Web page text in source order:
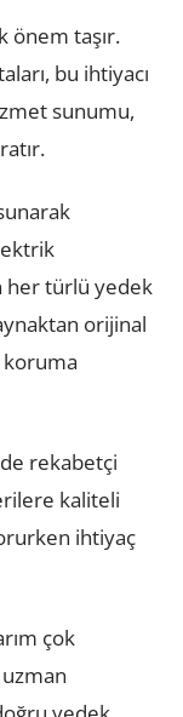
önem taşır.
bu ihtiyacı
sunumu,
her türlü yedek
orijinal
koruma
de rekabetçi
kaliteli
ihtiyaç
çok